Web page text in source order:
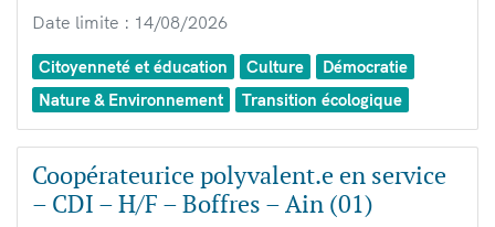
Date limite : 14/08/2026
Citoyenneté et éducation Culture
Démocratie
Nature & Environnement
Transition écologique
Coopérateurice polyvalent.e en service
– CDI – H/F – Boffres – Ain (01)